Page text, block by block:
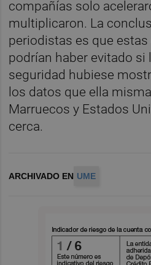
compañías solo
multiplicaron. La
periodistas es que
podrían haber evitado si
seguridad hubiese
los datos que ella
Marruecos y Estados
cerca.
ARCHIVADO EN UME